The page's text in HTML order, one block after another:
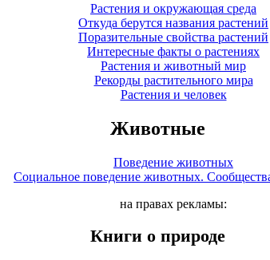
Растения и окружающая среда
Откуда берутся названия растений
Поразительные свойства растений
Интересные факты о растениях
Растения и животный мир
Рекорды растительного мира
Растения и человек
Животные
Поведение животных
Социальное поведение животных.
на правах рекламы:
Книги о природе